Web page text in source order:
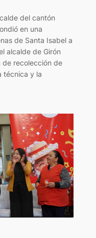
del cantón
en una
de Santa Isabel a
alcalde de Girón
de recolección de
técnica y la